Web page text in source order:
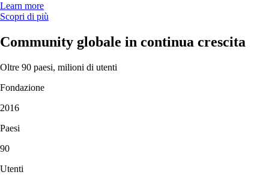
Learn more
Scopri di più
Community globale in continua crescita
Oltre 90 paesi, milioni di utenti
Fondazione
2016
Paesi
90
Utenti